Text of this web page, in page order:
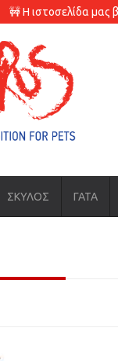
🚧 Η ιστοσελίδα μας
ΣΚΥΛΟΣ ΓΑΤΑ